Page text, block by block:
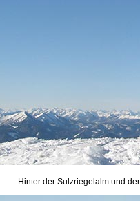
Hinter der Sulzriegelalm und